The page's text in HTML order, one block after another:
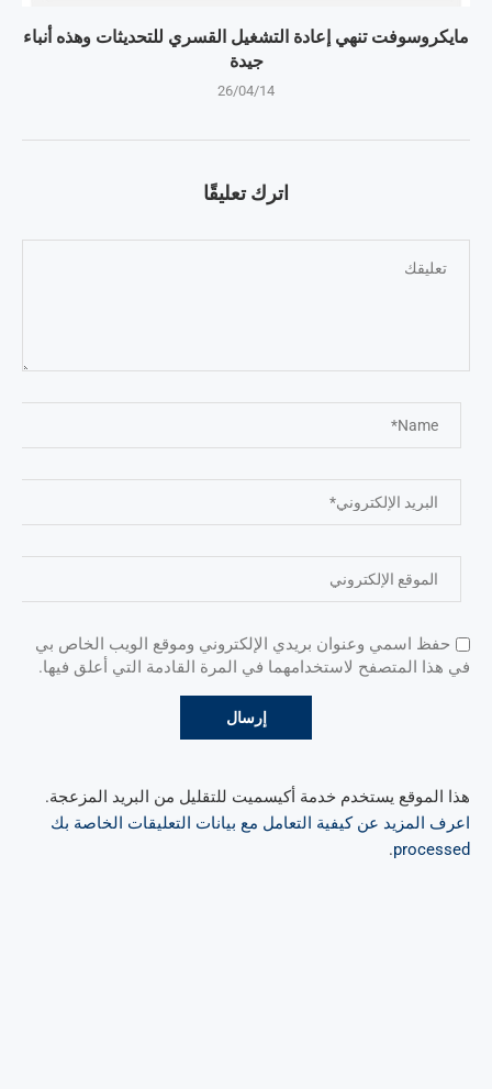
مايكروسوفت تنهي إعادة التشغيل القسري للتحديثات وهذه أنباء
جيدة
26/04/14
اترك تعليقًا
حفظ اسمي وعنوان بريدي الإلكتروني وموقع الويب الخاص بي
في هذا المتصفح لاستخدامهما في المرة القادمة التي أعلق فيها.
هذا الموقع يستخدم خدمة أكيسميت للتقليل من البريد المزعجة.
اعرف المزيد عن كيفية التعامل مع بيانات التعليقات الخاصة بك
processed
.